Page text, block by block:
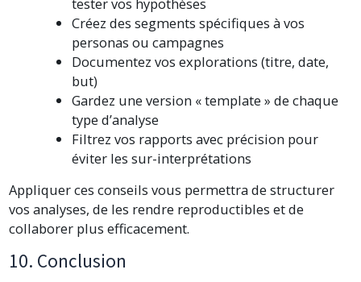
tester vos hypothèses
Créez des segments spécifiques à vos
personas ou campagnes
Documentez vos explorations (titre, date,
but)
Gardez une version « template » de chaque
type d’analyse
Filtrez vos rapports avec précision pour
éviter les sur-interprétations
Appliquer ces conseils vous permettra de structurer
vos analyses, de les rendre reproductibles et de
collaborer plus efficacement.
10. Conclusion